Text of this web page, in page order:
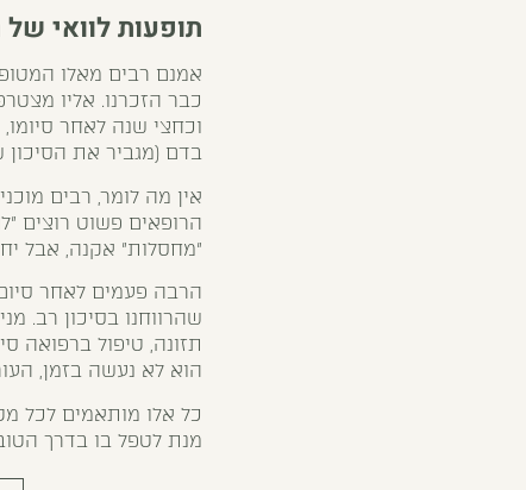
תופעות לוואי של
אמנם רבים מאלו
כבר הזכרנו. אליו
וכחצי שנה לאחר
בדם (מגביר את הסיכון
אין מה לומר, רבים
הרופאים פשוט רוצים
"מחסלות" אקנה, אבל
הרבה פעמים לאחר
שהרווחנו בסיכון רב.
תזונה, טיפול ברפואה
הוא לא נעשה בזמן,
כל אלו מותאמים לכל
מנת לטפל בו בדרך